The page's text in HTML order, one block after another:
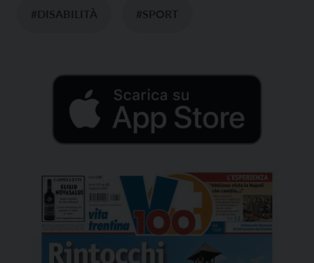
#DISABILITÀ #SPORT